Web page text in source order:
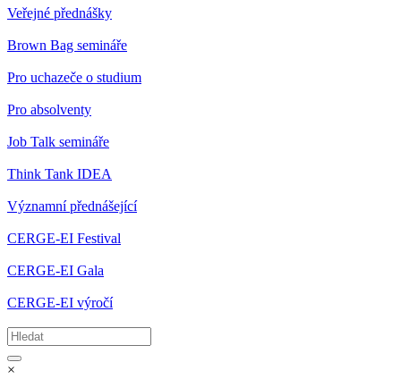
Veřejné přednášky
Brown Bag semináře
Pro uchazeče o studium
Pro absolventy
Job Talk semináře
Think Tank IDEA
Významní přednášející
CERGE-EI Festival
CERGE-EI Gala
CERGE-EI výročí
×